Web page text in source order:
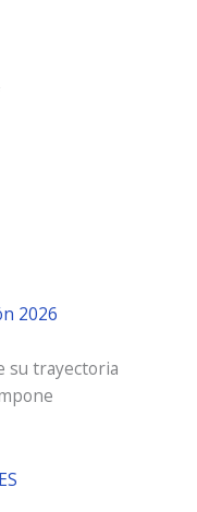
2026
su trayectoria